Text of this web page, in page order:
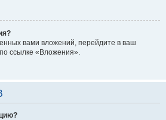
вами вложений, перейдите в ваш
ссылке «Вложения».